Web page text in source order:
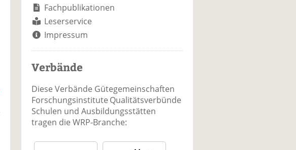
Fachpublikationen
Leserservice
Impressum
Verbände
Diese Verbände Gütegemeinschaften
Forschungsinstitute Qualitätsverbünde
Schulen und Ausbildungsstätten
tragen die WRP-Branche: